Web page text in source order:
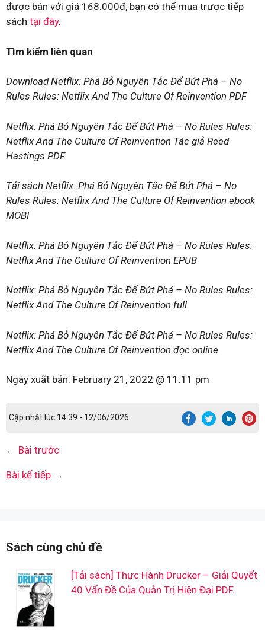
được bán với giá 168.000đ, bạn có thể mua trược tiếp
sách tại đây.
Tìm kiếm liên quan
Download Netflix: Phá Bỏ Nguyên Tắc Để Bứt Phá – No
Rules Rules: Netflix And The Culture Of Reinvention PDF
Netflix: Phá Bỏ Nguyên Tắc Để Bứt Phá – No Rules Rules:
Netflix And The Culture Of Reinvention Tác giả Reed
Hastings PDF
Tải sách Netflix: Phá Bỏ Nguyên Tắc Để Bứt Phá – No
Rules Rules: Netflix And The Culture Of Reinvention ebook
MOBI
Netflix: Phá Bỏ Nguyên Tắc Để Bứt Phá – No Rules Rules:
Netflix And The Culture Of Reinvention EPUB
Netflix: Phá Bỏ Nguyên Tắc Để Bứt Phá – No Rules Rules:
Netflix And The Culture Of Reinvention full
Netflix: Phá Bỏ Nguyên Tắc Để Bứt Phá – No Rules Rules:
Netflix And The Culture Of Reinvention đọc online
Ngày xuất bản: February 21, 2022 @ 11:11 pm
Cập nhật lúc 14:39 - 12/06/2026
← Bài trước
Bài kế tiếp →
Sách cùng chủ đề
[Tải sách] Thực Hành Drucker – Giải Quyết
40 Vấn Đề Của Quản Trị Hiện Đại PDF.